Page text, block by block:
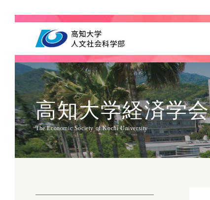
高知大学経済学会
The Economic Society of Kochi University